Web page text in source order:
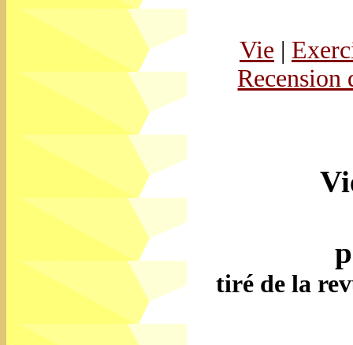
Vie |
Recension
tiré de la